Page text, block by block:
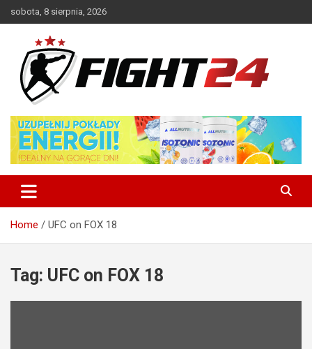
to
sobota, 8 sierpnia, 2026
FIGHT24.PL – MMA i K-1, UFC
Home UFC on FOX 18
Tag: UFC on FOX 18